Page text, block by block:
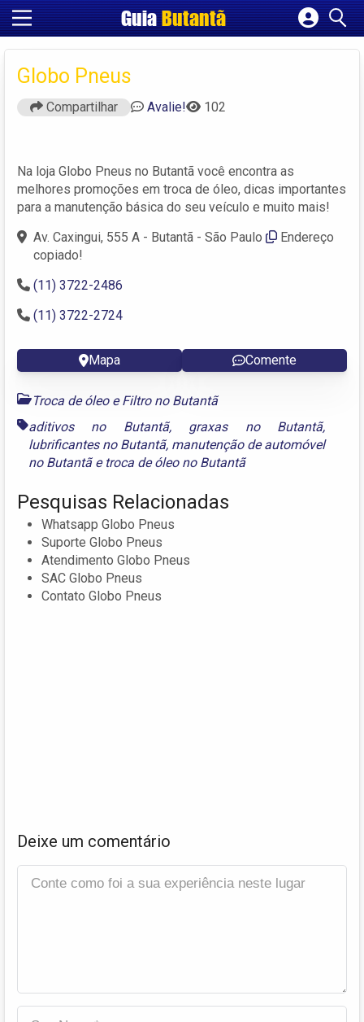
GuiaButantã
Cadastrar empresa
Globo Pneus
Compartilhar Avalie! 102
Na loja Globo Pneus no Butantã você encontra as
melhores promoções em troca de óleo, dicas importantes
para a manutenção básica do seu veículo e muito mais!
Av. Caxingui, 555 A - Butantã - São Paulo
Endereço
copiado!
(11) 3722-2486
(11) 3722-2724
Mapa Comente
Troca de óleo e Filtro no Butantã
aditivos no Butantã, graxas no Butantã,
lubrificantes no Butantã, manutenção de automóvel
no Butantãe troca de óleo no Butantã
Pesquisas Relacionadas
Whatsapp Globo Pneus
Suporte Globo Pneus
Atendimento Globo Pneus
SAC Globo Pneus
Contato Globo Pneus
Deixe um comentário